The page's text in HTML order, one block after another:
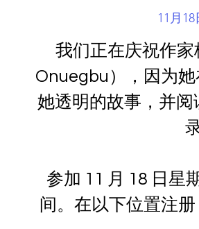
11月
我们正在庆祝作家
Onuegbu），因为
她透明的故事，并
参加 11 月 18 日星
间。在以下位置注